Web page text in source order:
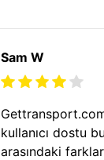
Sam W
kullanıcı dostu
arasındaki